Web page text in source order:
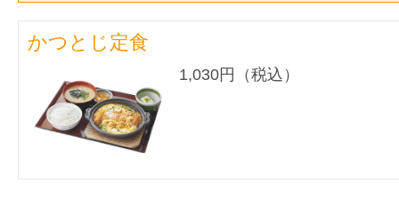
かつとじ定食
1,030円（税込）